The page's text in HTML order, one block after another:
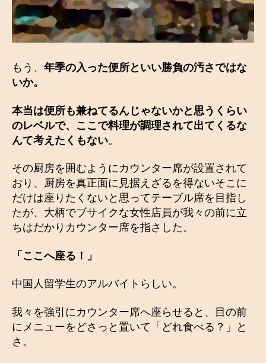
もう、 年季の入った便所といい勝負の汚さではな
いか。
本当は便所も兼ねてるんじゃないかと思うくらい
のレベルで、ここで料理が調理されて出てくるな
んて考えたくもない。
その厨房を囲むようにカウンター席が設置されて
おり、厨房を真正面に見据えざるを得ないそこに
だけは座りたくないと思ってテーブル席を目指し
たが、大柄でブサイクな女性店員が我々の前に立
ちはだかりカウンター席を指さした。
「ここへ座る！」
中国人留学生のアルバイトらしい。
我々を強引にカウンター席へ座らせると、目の前
にメニューをどさっと置いて「どれ食べる？」と
さ。